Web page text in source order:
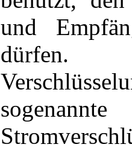
und
sogenannte